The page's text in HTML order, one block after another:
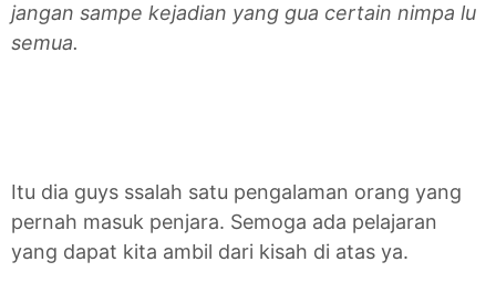
jangan sampe kejadian yang gua certain nimpa lu
semua.
Itu dia guys ssalah satu pengalaman orang yang
pernah masuk penjara. Semoga ada pelajaran
yang dapat kita ambil dari kisah di atas ya.